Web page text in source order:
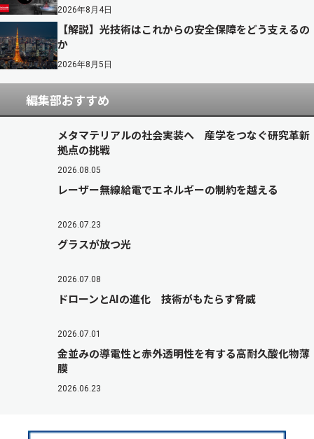
2026年8月4日
【解説】光技術はこれからの安全保障をどう支えるの
か
2026年8月5日
編集部おすすめ
メタマテリアルの社会実装へ 産学をつなぐ研究革新
拠点の挑戦
2026.08.05
レーザー無線給電でエネルギーの制約を越える
2026.07.23
グラスが放つ光
2026.07.08
ドローンとAIの進化 技術がもたらす脅威
2026.07.01
金並みの導電性と赤外透明性を有する高耐久酸化物薄
膜
2026.06.23